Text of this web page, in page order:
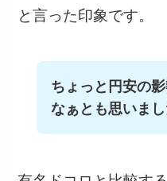
と言った印象です。
ちょっと円安の
なぁとも思いまし